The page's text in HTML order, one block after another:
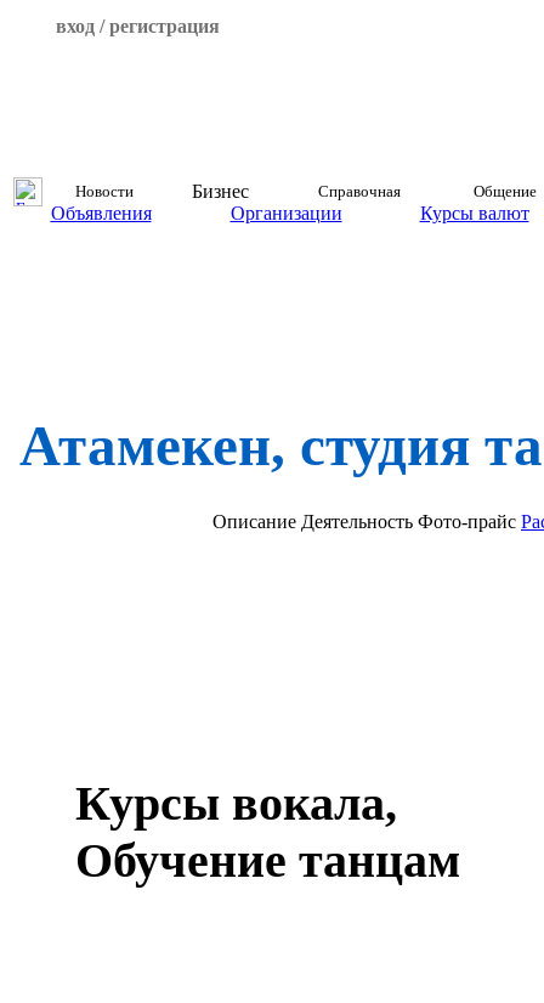
вход / регистрация
Новости Бизнес Справочная Общение
Объявления Организации Курсы валют
Атамекен, студия
Описание Деятельность Фото-прайс
Курсы вокала,
Обучение танцам